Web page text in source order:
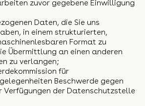
zuvor gegebene Einwilligung
Daten, die Sie uns
in einem strukturierten,
Format zu
Übermittlung an einen anderen
zu verlangen;
für
Beschwerde gegen
Verfügungen der Datenschutzstelle